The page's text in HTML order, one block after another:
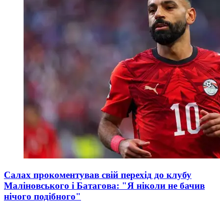
Салах прокоментував свій перехід до клубу
Маліновського і Батагова: "Я ніколи не бачив
нічого подібного"